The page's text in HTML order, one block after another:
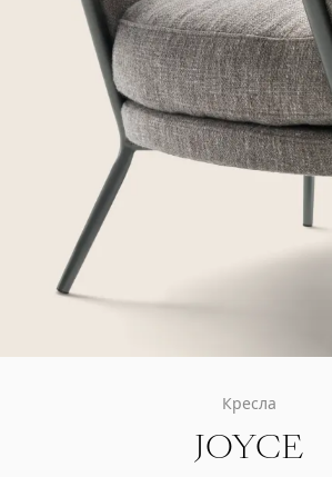
Кресла
JOYCE